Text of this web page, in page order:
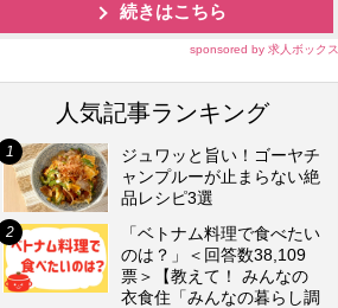
続きはこちら
sponsored by 求人ボックス
人気記事ランキング
ジュワッと旨い！ゴーヤチ
ャンプルーが止まらない絶
品レシピ3選
「ベトナム料理で食べたい
のは？」＜回答数38,109
票＞【教えて！ みんなの
衣食住「みんなの暮らし調